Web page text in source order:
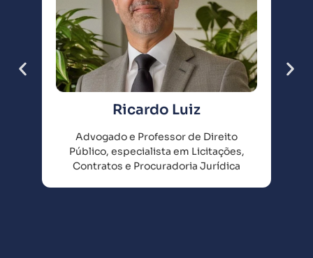
Ricardo Luiz
Advogado e Professor de Direito
Público, especialista em Licitações,
Contratos e Procuradoria Jurídica